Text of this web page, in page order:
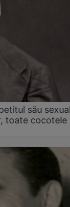
său
toate cocotele